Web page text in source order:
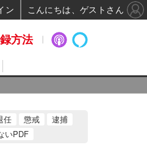
任 懲戒
逮捕
いPDF
方法
ン こんにちは、ゲストさん